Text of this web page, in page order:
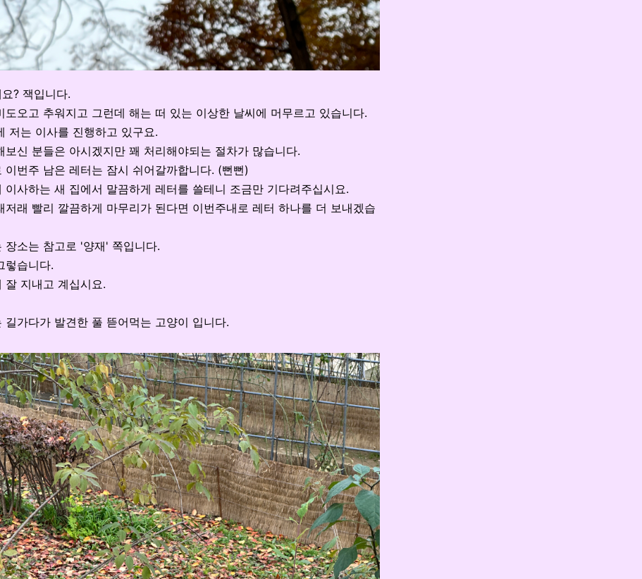
? 잭입니다.
도오고 추워지고 그런데 해는 떠 있는 이상한 날씨에 머무르고 있습니다.
저는 이사를 진행하고 있구요.
보신 분들은 아시겠지만 꽤 처리해야되는 절차가 많습니다.
이번주 남은 레터는 잠시 쉬어갈까합니다. (뻔뻔)
이사하는 새 집에서 말끔하게 레터를 쓸테니 조금만 기다려주십시요.
저래 빨리 깔끔하게 마무리가 된다면 이번주내로 레터 하나를 더 보내겠습
장소는 참고로 '양재' 쪽입니다.
렇습니다.
잘 지내고 계십시요.
길가다가 발견한 풀 뜯어먹는 고양이 입니다.